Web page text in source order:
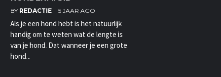
BY REDACTIE 5 JAAR AGO
Als je een hond hebt is het natuurlijk
handig om te weten wat de lengte is
van je hond. Dat wanneer je een grote
hond...